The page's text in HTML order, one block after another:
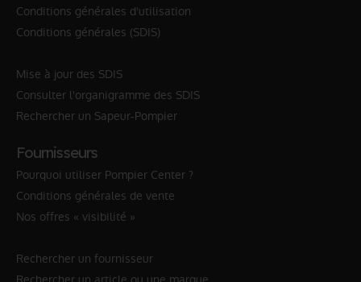
Conditions générales d'utilisation
Conditions générales (SDIS)
Mise à jour des SDIS
Consulter l'organigramme des SDIS
Rechercher un Sapeur-Pompier
Fournisseurs
Pourquoi utiliser Pompier Center ?
Conditions générales de vente
Nos offres « visibilité »
Rechercher un fournisseur